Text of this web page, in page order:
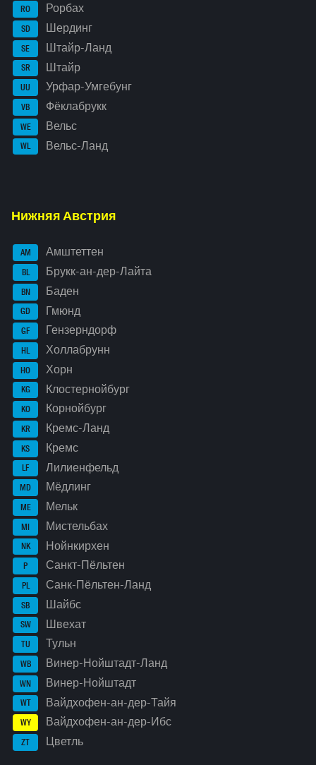
RO Рорбах
SD Шердинг
SE Штайр-Ланд
SR Штайр
UU Урфар-Умгебунг
VB Фёклабрукк
WE Вельс
WL Вельс-Ланд
Нижняя Австрия
AM Амштеттен
BL Брукк-ан-дер-Лайта
BN Баден
GD Гмюнд
GF Гензерндорф
HL Холлабрунн
HO Хорн
KG Клостернойбург
KO Корнойбург
KR Кремс-Ланд
KS Кремс
LF Лилиенфельд
MD Мёдлинг
ME Мельк
MI Мистельбах
NK Нойнкирхен
P Санкт-Пёльтен
PL Санк-Пёльтен-Ланд
SB Шайбс
SW Швехат
TU Тульн
WB Винер-Нойштадт-Ланд
WN Винер-Нойштадт
WT Вайдхофен-ан-дер-Тайя
WY Вайдхофен-ан-дер-Ибс
ZT Цветль